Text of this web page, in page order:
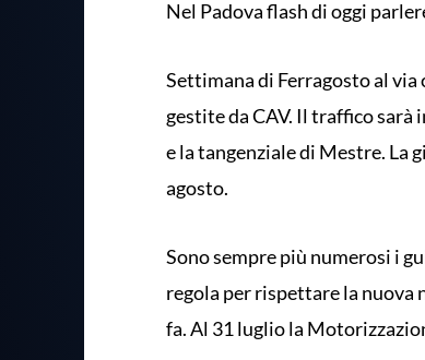
Nel Padova flash di oggi
Settimana di Ferragosto al
gestite da CAV. Il traffico sarà
e la tangenziale di Mestre. La
agosto.
Sono sempre più numerosi i
regola per rispettare la
fa. Al 31 luglio la